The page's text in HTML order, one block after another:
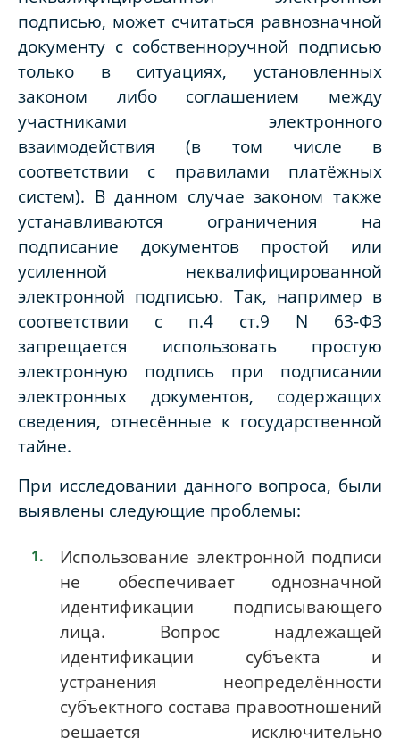
подписью, может считаться равнозначной
документу с собственноручной подписью
только в ситуациях, установленных
законом либо соглашением между
участниками электронного
взаимодействия (в том числе в
соответствии с правилами платёжных
систем). В данном случае законом также
устанавливаются ограничения на
подписание документов простой или
усиленной неквалифицированной
электронной подписью. Так, например в
соответствии с п.4 ст.9 N 63-ФЗ
запрещается использовать простую
электронную подпись при подписании
электронных документов, содержащих
сведения, отнесённые к государственной
тайне.
При исследовании данного вопроса, были
выявлены следующие проблемы:
Использование электронной подписи
не обеспечивает однозначной
идентификации подписывающего
лица. Вопрос надлежащей
идентификации субъекта и
устранения неопределённости
субъектного состава правоотношений
решается исключительно